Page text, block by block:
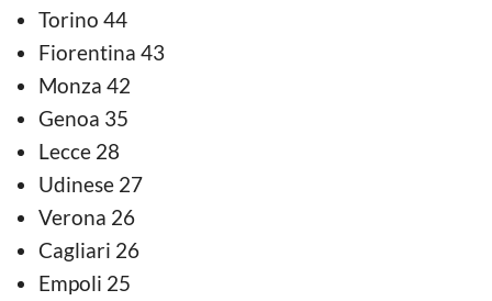
Torino 44
Fiorentina 43
Monza 42
Genoa 35
Lecce 28
Udinese 27
Verona 26
Cagliari 26
Empoli 25